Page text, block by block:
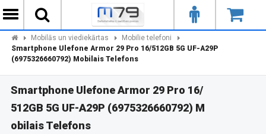
Mobilās un viediekārtas
Mobilie telefoni
Smartphone Ulefone Armor 29 Pro 16/512GB 5G UF-A29P
(6975326660792) Mobilais Telefons
Smartphone Ulefone Armor 29 Pro 16/
512GB 5G UF-A29P (6975326660792) M
obilais Telefons